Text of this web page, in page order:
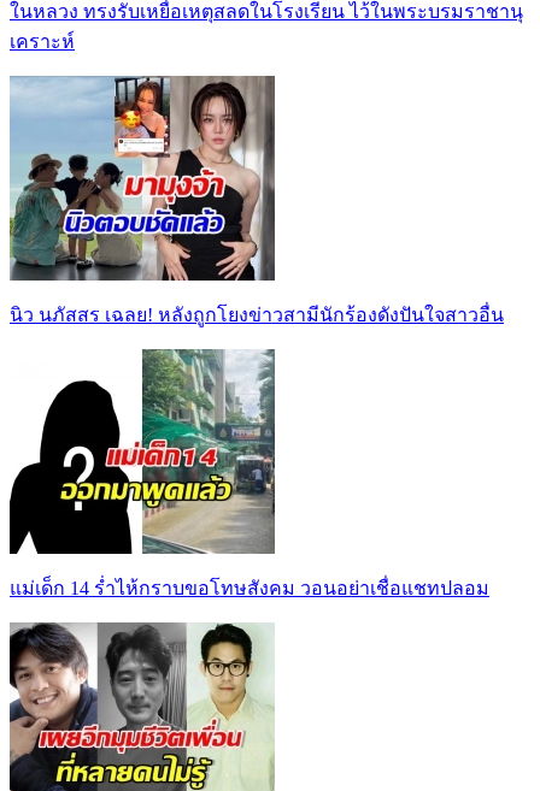
ในหลวง ทรงรับเหยื่อเหตุสลดในโรงเรียน ไว้ในพระบรมราชานุ
เคราะห์
นิว นภัสสร เฉลย! หลังถูกโยงข่าวสามีนักร้องดังปันใจสาวอื่น
แม่เด็ก 14 ร่ำไห้กราบขอโทษสังคม วอนอย่าเชื่อแชทปลอม